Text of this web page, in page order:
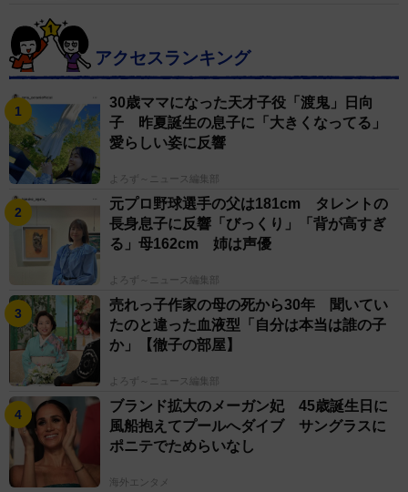
アクセスランキング
30歳ママになった天才子役「渡鬼」日向
子 昨夏誕生の息子に「大きくなってる」
愛らしい姿に反響
よろず～ニュース編集部
元プロ野球選手の父は181cm タレントの
長身息子に反響「びっくり」「背が高すぎ
る」母162cm 姉は声優
よろず～ニュース編集部
売れっ子作家の母の死から30年 聞いてい
たのと違った血液型「自分は本当は誰の子
か」【徹子の部屋】
よろず～ニュース編集部
ブランド拡大のメーガン妃 45歳誕生日に
風船抱えてプールへダイブ サングラスに
ポニテでためらいなし
海外エンタメ